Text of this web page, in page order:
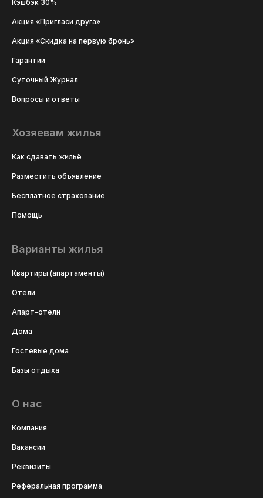
Кэшбэк 30%
Акция «Пригласи друга»
Акция «Скидка на первую бронь»
Гарантии
Суточный Журнал
Вопросы и ответы
Хозяевам жилья
Как сдавать жильё
Разместить объявление
Бесплатное страхование
Помощь
Варианты жилья
Квартиры (апартаменты)
Отели
Апарт-отели
Дома
Гостевые дома
Базы отдыха
О нас
Компания
Вакансии
Реквизиты
Реферальная программа